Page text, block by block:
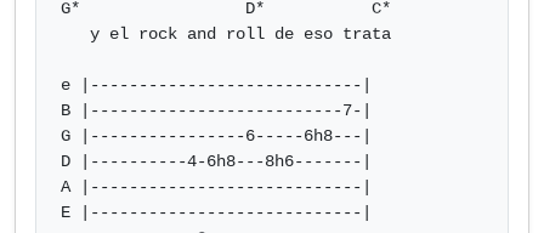
G*                 D*           C*
e |----------------------------|
B |--------------------------7-|
G |----------------6-----6h8---|
D |----------4-6h8---8h6-------|
A |----------------------------|
E |----------------------------|